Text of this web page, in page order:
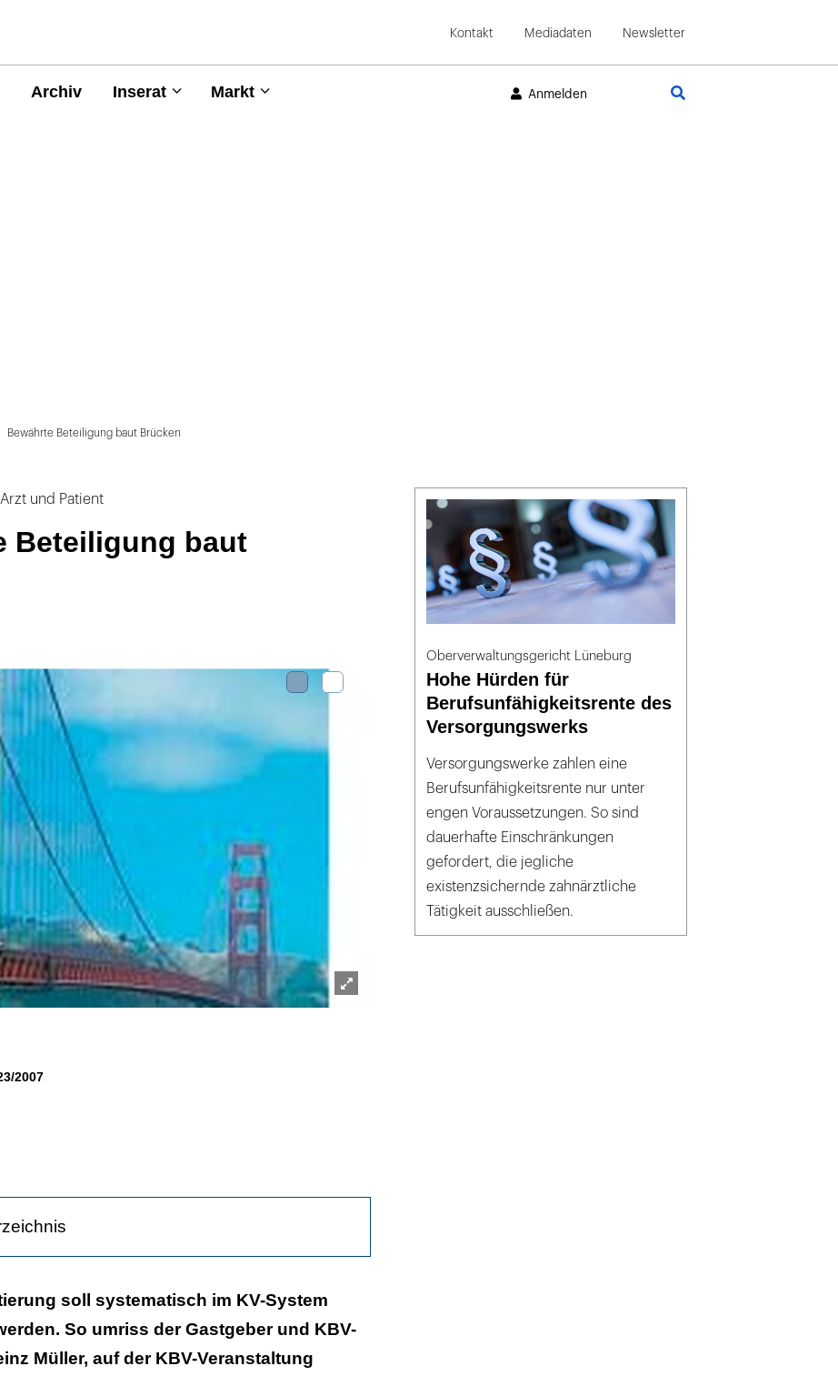
Kontakt Mediadaten Newsletter
Archiv Inserat Markt Anmelden
Bewährte Beteiligung baut Brücken
und Patient
Beteiligung baut
2007
im KV-System
soll systematisch im KV-System
So umriss der Gastgeber und KBV-
Müller, auf der KBV-Veranstaltung
Oberverwaltungsgericht Lüneburg
Hohe Hürden für
Berufsunfähigkeitsrente des
Versorgungswerks
Versorgungswerke zahlen eine
Berufsunfähigkeitsrente nur unter
engen Voraussetzungen. So sind
dauerhafte Einschränkungen
gefordert, die jegliche
existenzsichernde zahnärztliche
Tätigkeit ausschließen.